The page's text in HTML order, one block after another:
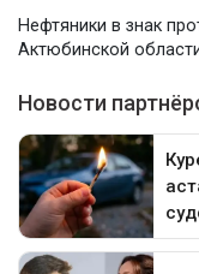
Нефтяники в знак
Актюбинской